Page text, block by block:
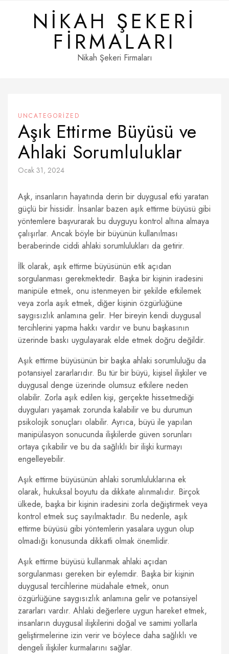
NIKAH ŞEKERI
FIRMALARI
Nikah Şekeri Firmaları
UNCATEGORIZED
Aşık Ettirme Büyüsü ve
Ahlaki Sorumluluklar
Ocak 31, 2024
Aşk, insanların hayatında derin bir duygusal etki yaratan
güçlü bir hissidir. İnsanlar bazen aşık ettirme büyüsü gibi
yöntemlere başvurarak bu duyguyu kontrol altına almaya
çalışırlar. Ancak böyle bir büyünün kullanılması
beraberinde ciddi ahlaki sorumlulukları da getirir.
İlk olarak, aşık ettirme büyüsünün etik açıdan
sorgulanması gerekmektedir. Başka bir kişinin iradesini
manipüle etmek, onu istenmeyen bir şekilde etkilemek
veya zorla aşık etmek, diğer kişinin özgürlüğüne
saygısızlık anlamına gelir. Her bireyin kendi duygusal
tercihlerini yapma hakkı vardır ve bunu başkasının
üzerinde baskı uygulayarak elde etmek doğru değildir.
Aşık ettirme büyüsünün bir başka ahlaki sorumluluğu da
potansiyel zararlarıdır. Bu tür bir büyü, kişisel ilişkiler ve
duygusal denge üzerinde olumsuz etkilere neden
olabilir. Zorla aşık edilen kişi, gerçekte hissetmediği
duyguları yaşamak zorunda kalabilir ve bu durumun
psikolojik sonuçları olabilir. Ayrıca, büyü ile yapılan
manipülasyon sonucunda ilişkilerde güven sorunları
ortaya çıkabilir ve bu da sağlıklı bir ilişki kurmayı
engelleyebilir.
Aşık ettirme büyüsünün ahlaki sorumluluklarına ek
olarak, hukuksal boyutu da dikkate alınmalıdır. Birçok
ülkede, başka bir kişinin iradesini zorla değiştirmek veya
kontrol etmek suç sayılmaktadır. Bu nedenle, aşık
ettirme büyüsü gibi yöntemlerin yasalara uygun olup
olmadığı konusunda dikkatli olmak önemlidir.
Aşık ettirme büyüsü kullanmak ahlaki açıdan
sorgulanması gereken bir eylemdir. Başka bir kişinin
duygusal tercihlerine müdahale etmek, onun
özgürlüğüne saygısızlık anlamına gelir ve potansiyel
zararları vardır. Ahlaki değerlere uygun hareket etmek,
insanların duygusal ilişkilerini doğal ve samimi yollarla
geliştirmelerine izin verir ve böylece daha sağlıklı ve
dengeli ilişkiler kurmalarını sağlar.